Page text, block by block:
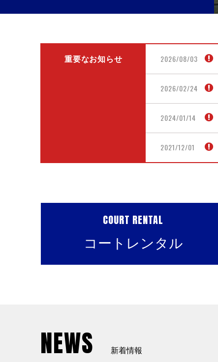
重要なお知らせ 2026/08/03
2026/02/24
2024/01/14
2021/12/01
COURT RENTAL
コートレンタル
NEWS 新着情報